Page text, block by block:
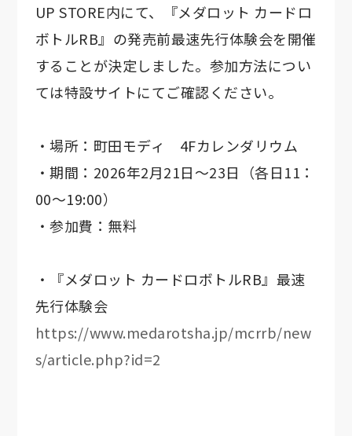
UP STORE内にて、『メダロット カードロ
ボトルRB』の発売前最速先行体験会を開催
することが決定しました。参加方法につい
ては特設サイトにてご確認ください。
・場所：町田モディ 4Fカレンダリウム
・期間：2026年2月21日～23日（各日11：
00～19:00）
・参加費：無料
・『メダロット カードロボトルRB』最速
先行体験会
https://www.medarotsha.jp/mcrrb/new
s/article.php?id=2